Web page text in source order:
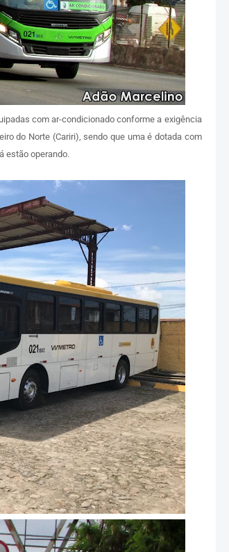
com ar-condicionado conforme a exigência
do Norte (Cariri), sendo que uma é dotada com
estão operando.